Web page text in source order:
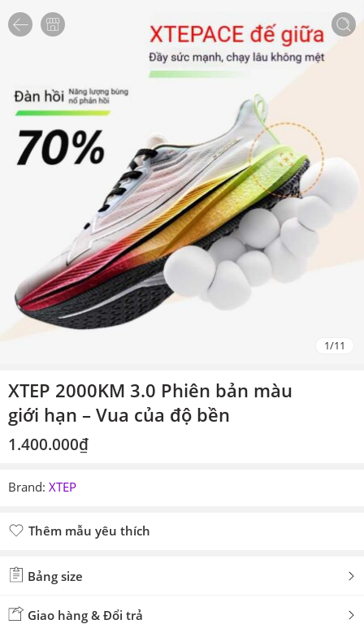
1/11
XTEP 2000KM 3.0 Phiên bản màu
giới hạn – Vua của độ bền
1.400.000₫
Brand: XTEP
Thêm mẫu yêu thích
Bảng size
Giao hàng & Đổi trả